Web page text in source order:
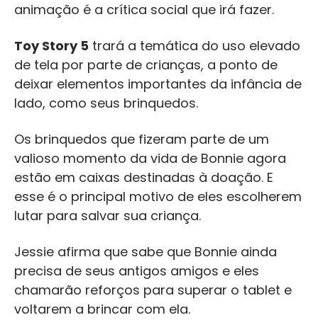
animação é a crítica social que irá fazer.
Toy Story 5 trará a temática do uso elevado
de tela por parte de crianças, a ponto de
deixar elementos importantes da infância de
lado, como seus brinquedos.
Os brinquedos que fizeram parte de um
valioso momento da vida de Bonnie agora
estão em caixas destinadas à doação. E
esse é o principal motivo de eles escolherem
lutar para salvar sua criança.
Jessie afirma que sabe que Bonnie ainda
precisa de seus antigos amigos e eles
chamarão reforços para superar o tablet e
voltarem a brincar com ela.